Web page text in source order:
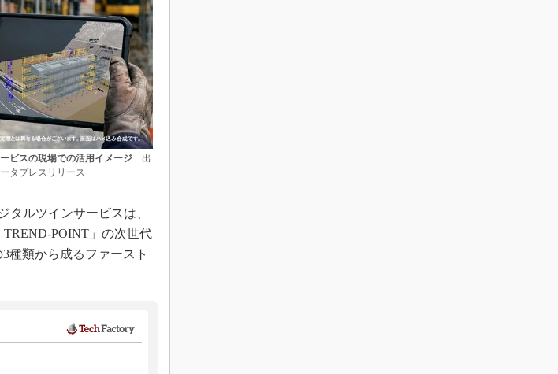
ビスの現場での活用イメージ 出
タプレスリリース
タルツインサービスは、
POINT」の次世代
種類から成るファースト